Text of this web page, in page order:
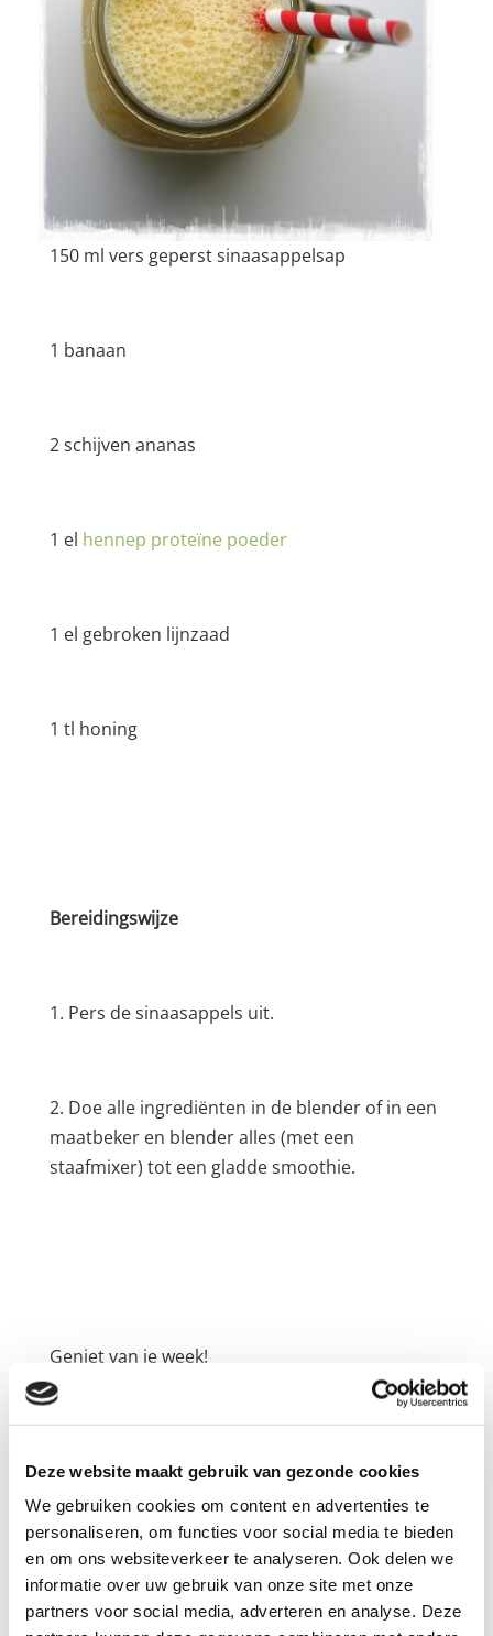
Deze website maakt gebruik van gezonde cookies
We gebruiken cookies om content en advertenties te
personaliseren, om functies voor social media te bieden
en om ons websiteverkeer te analyseren. Ook delen we
informatie over uw gebruik van onze site met onze
partners voor social media, adverteren en analyse. Deze
150 ml vers geperst sinaasappelsap
1 banaan
2 schijven ananas
1 el hennep proteïne poeder
1 el gebroken lijnzaad
1 tl honing
Bereidingswijze
1. Pers de sinaasappels uit.
2. Doe alle ingrediënten in de blender of in een
maatbeker en blender alles (met een
staafmixer) tot een gladde smoothie.
Geniet van je week!
Laat hieronder een reactie achter!